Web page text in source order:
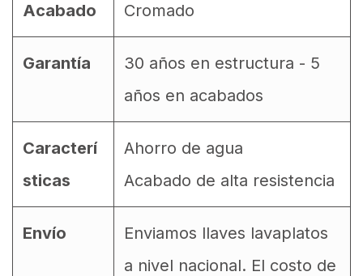
Acabado Cromado
Garantía
30 años en estructura - 5
años en acabados
Caracterí
sticas
Ahorro de agua
Acabado de alta resistencia
Envío
Enviamos llaves lavaplatos
a nivel nacional. El costo de